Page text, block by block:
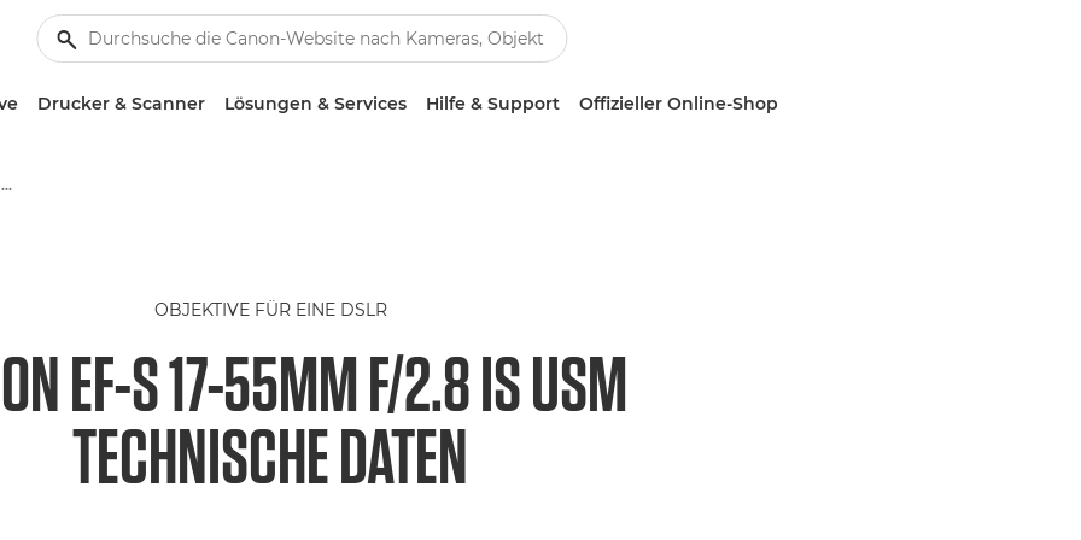
Drucker & Scanner Lösungen & Services Hilfe & Support Offizieller Online-Shop
Canon EF-S 17-55mm f/2.8 IS USM - Lenses - Camera & Photo lenses
OBJEKTIVE FÜR EINE DSLR
EF-S 17-55MM F/2.8 IS USM
TECHNISCHE DATEN